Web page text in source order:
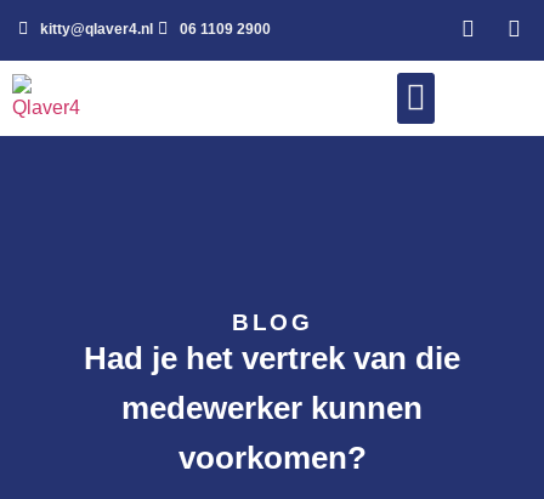
kitty@qlaver4.nl 06 1109 2900
BLOG
Had je het vertrek van die
medewerker kunnen
voorkomen?